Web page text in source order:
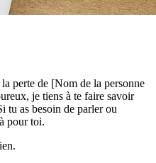
perte de [Nom de la personne
je tiens à te faire savoir
tu as besoin de parler ou
pour toi.